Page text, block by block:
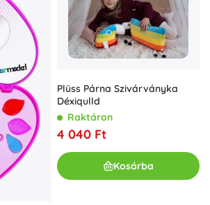
Plüss Párna Szivárványka
Déxiqulld
Raktáron
4 040 Ft
Kosárba